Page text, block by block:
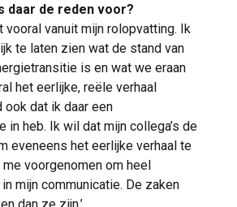
daar de reden voor?
vooral vanuit mijn rolopvatting. Ik
te laten zien wat de stand van
is en wat we eraan
het eerlijke, reële verhaal
ook dat ik daar een
in heb. Ik wil dat mijn collega’s de
eveneens het eerlijke verhaal te
voorgenomen om heel
mijn communicatie. De zaken